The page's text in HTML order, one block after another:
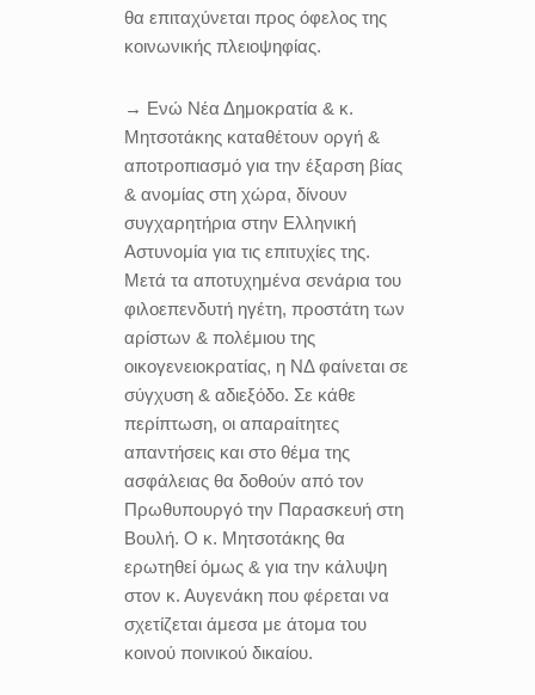
θα επιταχύνεται προς όφελος της
κοινωνικής πλειοψηφίας.
→ Ενώ Νέα Δημοκρατία & κ.
Μητσοτάκης καταθέτουν οργή &
αποτροπιασμό για την έξαρση βίας
& ανομίας στη χώρα, δίνουν
συγχαρητήρια στην Ελληνική
Αστυνομία για τις επιτυχίες της.
Μετά τα αποτυχημένα σενάρια του
φιλοεπενδυτή ηγέτη, προστάτη των
αρίστων & πολέμιου της
οικογενειοκρατίας, η ΝΔ φαίνεται σε
σύγχυση & αδιεξόδο. Σε κάθε
περίπτωση, οι απαραίτητες
απαντήσεις και στο θέμα της
ασφάλειας θα δοθούν από τον
Πρωθυπουργό την Παρασκευή στη
Βουλή. Ο κ. Μητσοτάκης θα
ερωτηθεί όμως & για την κάλυψη
στον κ. Αυγενάκη που φέρεται να
σχετίζεται άμεσα με άτομα του
κοινού ποινικού δικαίου.